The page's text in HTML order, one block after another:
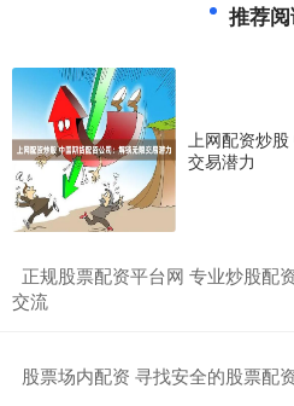
推荐
上网配资炒
交易潜力
正规股票配资平台网 专业炒股配
交流
股票场内配资 寻找安全的股票配